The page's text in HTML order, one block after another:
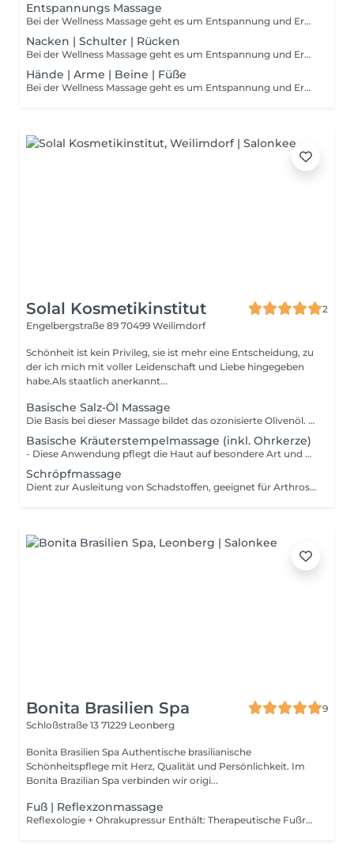
Entspannungs Massage
Bei der Wellness Massage geht es um Entspannung und Erholung. Das angenehm warme Öl mit hochwertigem ätherischem Öl (nach Wunsch) belebt die Sinne und das Wohlbefinden. Gleichzeitig wird die Durchblutung gefördert, die Muskulatur regenieriert und löst Verspannungen. Hierzu bieten wir verschiedene Methoden an. Bei Fragen zu Material und Techniken, wenden Sie sich gerne an
Nacken | Schulter | Rücken
Bei der Wellness Massage geht es um Entspannung und Erholung. Das angenehm warme Öl mit hochwertigem ätherischem Öl (nach Wunsch) belebt die Sinne und das Wohlbefinden. Gleichzeitig wird die Durchblutung gefördert, die Muskulatur regenieriert und löst Verspannungen.
Hände | Arme | Beine | Füße
Bei der Wellness Massage geht es um Entspannung und Erholung. Das angenehm warme Öl mit hochwertigem ätherischem Öl (nach Wunsch) belebt die Sinne und das Wohlbefinden. Gleichzeitig wird die Durchblutung gefördert, die Muskulatur regenieriert und löst Verspannungen.
Solal Kosmetikinstitut
2
Engelbergstraße 89 70499 Weilimdorf
Schönheit ist kein Privileg, sie ist mehr eine Entscheidung, zu
der ich mich mit voller Leidenschaft und Liebe hingegeben
habe.Als staatlich anerkannt...
Basische Salz-Öl Massage
Die Basis bei dieser Massage bildet das ozonisierte Olivenöl. Dazu wird, individuell auf den Kunden ausgerichtet, eines der beiden folgenden Funktionsöle hinzugegeben: - Gewebeöl geeignet für Personen mit einer Bindegewebeschwäche, Cellulite, Narben und Hautalterung - Zirkulationsöl geeignet bei Durchblutungsstörungen, insbesondere auch zur Stärkung des Kreislaufsystems und zur Entschlackung der Körperzellen
Basische Kräuterstempelmassage (inkl. Ohrkerze)
- Diese Anwendung pflegt die Haut auf besondere Art und Weise. Durch eine hautstärkende und hautreinigende Rezeptur mit zwölf erlesenen Kräutern wird die Durchblutung angeregt bei einem gleichzeitigen entspannenden Wohlfühlerlebnis. - Vor der speziellen und warmen Kräuterstempelmassage wird eine leicht Salz-Öl- Massage durchgeführt, die einen angenehmen Peelingeffekt bewirkt. Dabei werden hochwertige hautpflegende Öle mit dem basisch-mineralischen Körperpflegesalz MeineBase verwendet. Die durchblutungsfördernde Peelingmassage mit dem Ingweröl in Kombination mit MeineBase bereitet die Haut optimal auf die nachfolgende Anwendung vor.
Schröpfmassage
Dient zur Ausleitung von Schadstoffen, geeignet für Arthrosebehandlungen, Verspannung, Schmerzen und andere körperliche Einschränkungen - Basische Stulpen - Basische Wickel - Basischer Einlauf
Bonita Brasilien Spa
9
Schloßstraße 13 71229 Leonberg
Bonita Brasilien Spa Authentische brasilianische
Schönheitspflege mit Herz, Qualität und Persönlichkeit. Im
Bonita Brazilian Spa verbinden wir origi...
Fuß | Reflexzonmassage
Reflexologie + Ohrakupressur Enthält: Therapeutische Fußreflexzonenmassage (40 Min) Ohrakupressur mit Samen oder Kristallen (20 Min) Kurze Analyse + allgemeine Empfehlungen Ideal zur Linderung von Verspannungen, Stressabbau und zur energetischen Harmonisierung des Körpers Premium Paket Energie & Selbstkenntnis Enthält: Therapeutische Fußreflexzonenmassage Ohrakupressur (Samen oder Kristalle) Fuß- & Körperanalyse Persönlicher Interpretationsbericht Entspannender Bonita-Tee Empfohlen für alle, die Körperbotschaften verstehen, Blockaden lösen und innere Balance finden möchten. Bei der Reflexzonenmassage wird gezielter Druck auf bestimmte Bereiche am Körper ausgeübt, die bestimmten Regionen entsprechen. Die Reflexzonenmassage ist eine sofort entspannende und beruhigende Therapie, die jedem hilft, der unter Stress und Angst leidet.